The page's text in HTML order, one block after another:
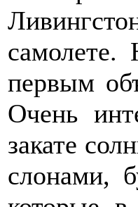
самолете.
первым
Очень
закате
слонами,